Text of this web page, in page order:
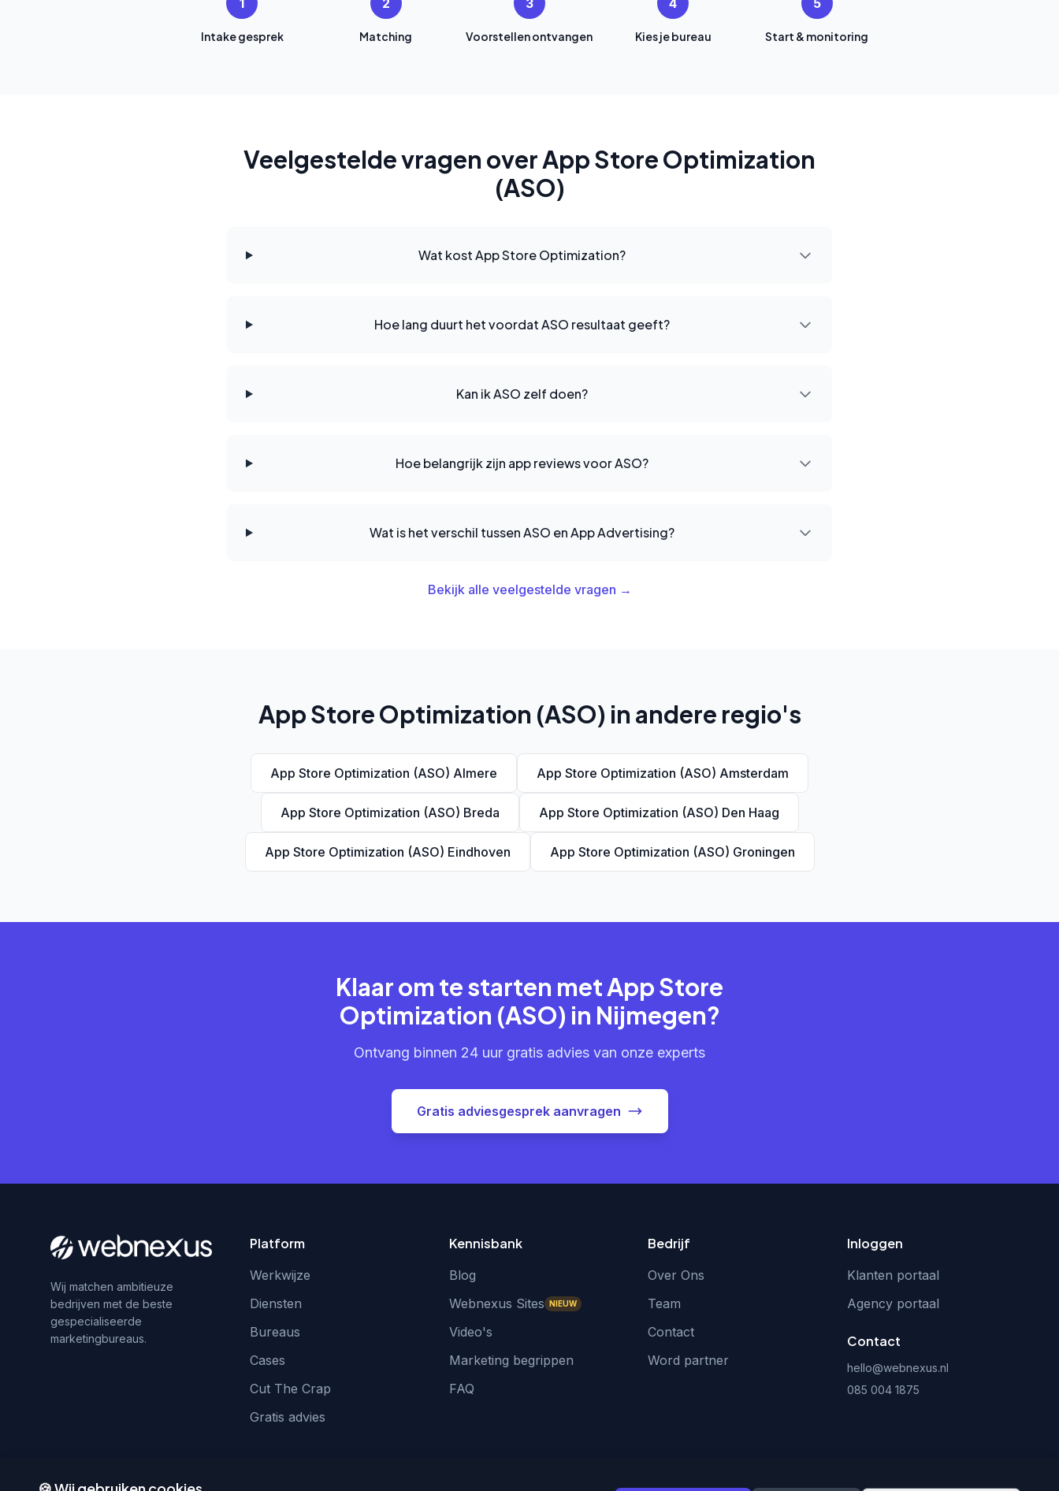
1
Intake gesprek
2
Matching
3
Voorstellen ontvangen
4
Kies je bureau
5
Start & monitoring
Veelgestelde vragen over App Store Optimization
(ASO)
Wat kost App Store Optimization?
Hoe lang duurt het voordat ASO resultaat geeft?
Kan ik ASO zelf doen?
Hoe belangrijk zijn app reviews voor ASO?
Wat is het verschil tussen ASO en App Advertising?
Bekijk alle veelgestelde vragen →
App Store Optimization (ASO) in andere regio's
App Store Optimization (ASO) Almere App Store Optimization (ASO) Amsterdam
App Store Optimization (ASO) Breda App Store Optimization (ASO) Den Haag
App Store Optimization (ASO) Eindhoven App Store Optimization (ASO) Groningen
Klaar om te starten met App Store
Optimization (ASO) in Nijmegen?
Ontvang binnen 24 uur gratis advies van onze experts
Gratis adviesgesprek aanvragen
Wij matchen ambitieuze
bedrijven met de beste
gespecialiseerde
marketingbureaus.
Platform
Werkwijze
Diensten
Bureaus
Cases
Cut The Crap
Gratis advies
Kennisbank
Blog
Webnexus Sites NIEUW
Video's
Marketing begrippen
FAQ
Bedrijf
Over Ons
Team
Contact
Word partner
Inloggen
Klanten portaal
Agency portaal
Contact
hello@webnexus.nl
085 004 1875